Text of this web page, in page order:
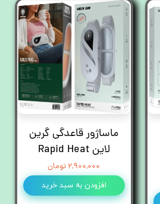
ماساژور قاعدگی گرین
لاین Rapid Heat
۲,۹۰۰,۰۰۰ تومان
افزودن به سبد خرید